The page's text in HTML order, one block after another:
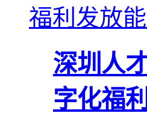
深圳人
字化福